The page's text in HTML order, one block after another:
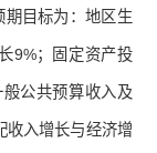
目标为：地区生
9%；固定资产投
公共预算收入及
收入增长与经济增